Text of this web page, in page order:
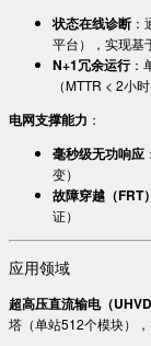
​状态在线诊断​
平台），实现基
​N+1冗余运行​：
（MTTR < 2小时
​电网支撑能力​ ​：
​毫秒级无功响应​
变）
​故障穿越（FRT）​
证）
应用领域
超高压直流输电（
塔（单站512个模块）